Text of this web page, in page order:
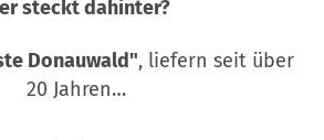
steckt dahinter?
Donauwald", liefern seit über
20 Jahren…